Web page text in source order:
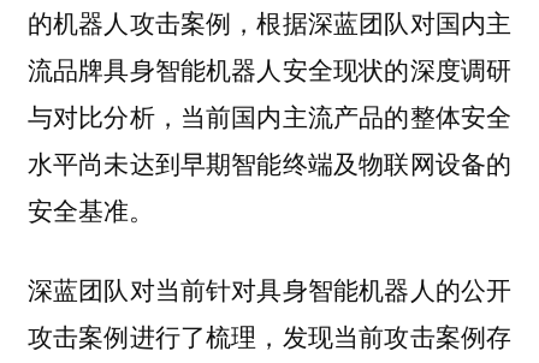
的机器人攻击案例，根据深蓝团队对国内主
流品牌具身智能机器人安全现状的深度调研
与对比分析，当前国内主流产品的整体安全
水平尚未达到早期智能终端及物联网设备的
安全基准。
深蓝团队对当前针对具身智能机器人的公开
攻击案例进行了梳理，发现当前攻击案例存